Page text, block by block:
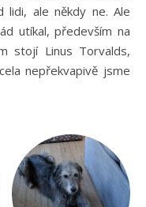
lidi, ale někdy ne. Ale
utíkal, především na
stojí Linus Torvalds,
nepřekvapivě jsme